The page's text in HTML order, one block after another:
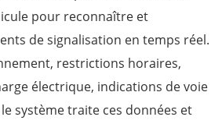
pour reconnaître et
de signalisation en temps réel.
restrictions horaires,
électrique, indications de voie
système traite ces données et